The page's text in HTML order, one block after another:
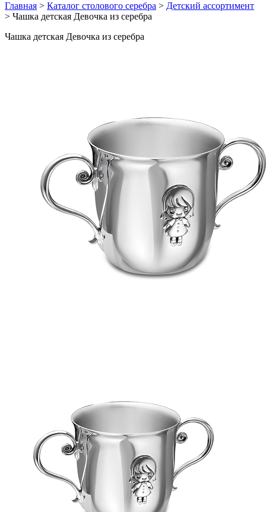
Главная > Каталог столового серебра > Детский ассортимент
> Чашка детская Девочка из серебра
Чашка детская Девочка из серебра